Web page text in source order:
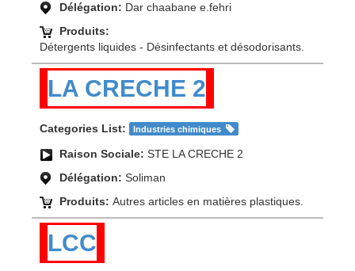
Délégation: Dar chaabane e.fehri
Produits:
Détergents liquides - Désinfectants et désodorisants.
LA CRECHE 2
Categories List: Industries chimiques
Raison Sociale: STE LA CRECHE 2
Délégation: Soliman
Produits: Autres articles en matières plastiques.
LCC